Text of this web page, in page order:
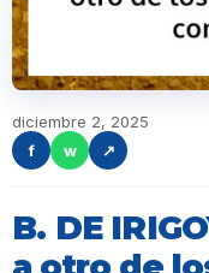
diciembre 2, 2025
f
w ↗
B. DE